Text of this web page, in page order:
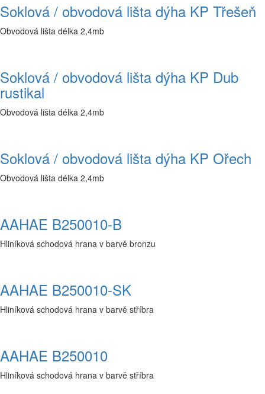
Soklová / obvodová lišta dýha KP Třešeň
Obvodová lišta délka 2,4mb
Soklová / obvodová lišta dýha KP Dub
rustikal
Obvodová lišta délka 2,4mb
Soklová / obvodová lišta dýha KP Ořech
Obvodová lišta délka 2,4mb
AAHAE B250010-B
Hliníková schodová hrana v barvě bronzu
AAHAE B250010-SK
Hliníková schodová hrana v barvě stříbra
AAHAE B250010
Hliníková schodová hrana v barvě stříbra